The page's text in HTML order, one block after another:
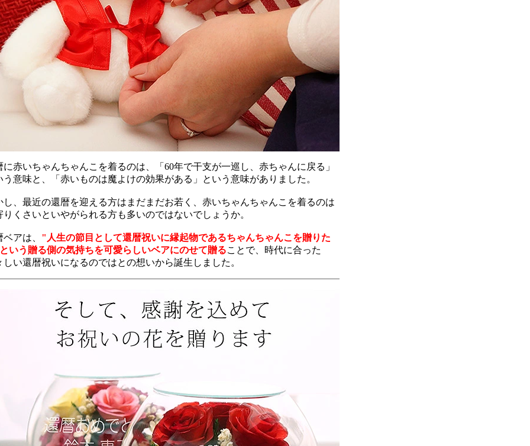
に赤いちゃんちゃんこを着るのは、「60年で干支が一巡し、赤ちゃんに戻る」
う意味と、「赤いものは魔よけの効果がある」という意味がありました。
し、最近の還暦を迎える方はまだまだお若く、赤いちゃんちゃんこを着るのは
りくさいといやがられる方も多いのではないでしょうか。
ベアは、 "人生の節目として還暦祝いに縁起物であるちゃんちゃんこを贈りた
いう贈る側の気持ちを可愛らしいベアにのせて贈ることで、時代に合った
しい還暦祝いになるのではとの想いから誕生しました。